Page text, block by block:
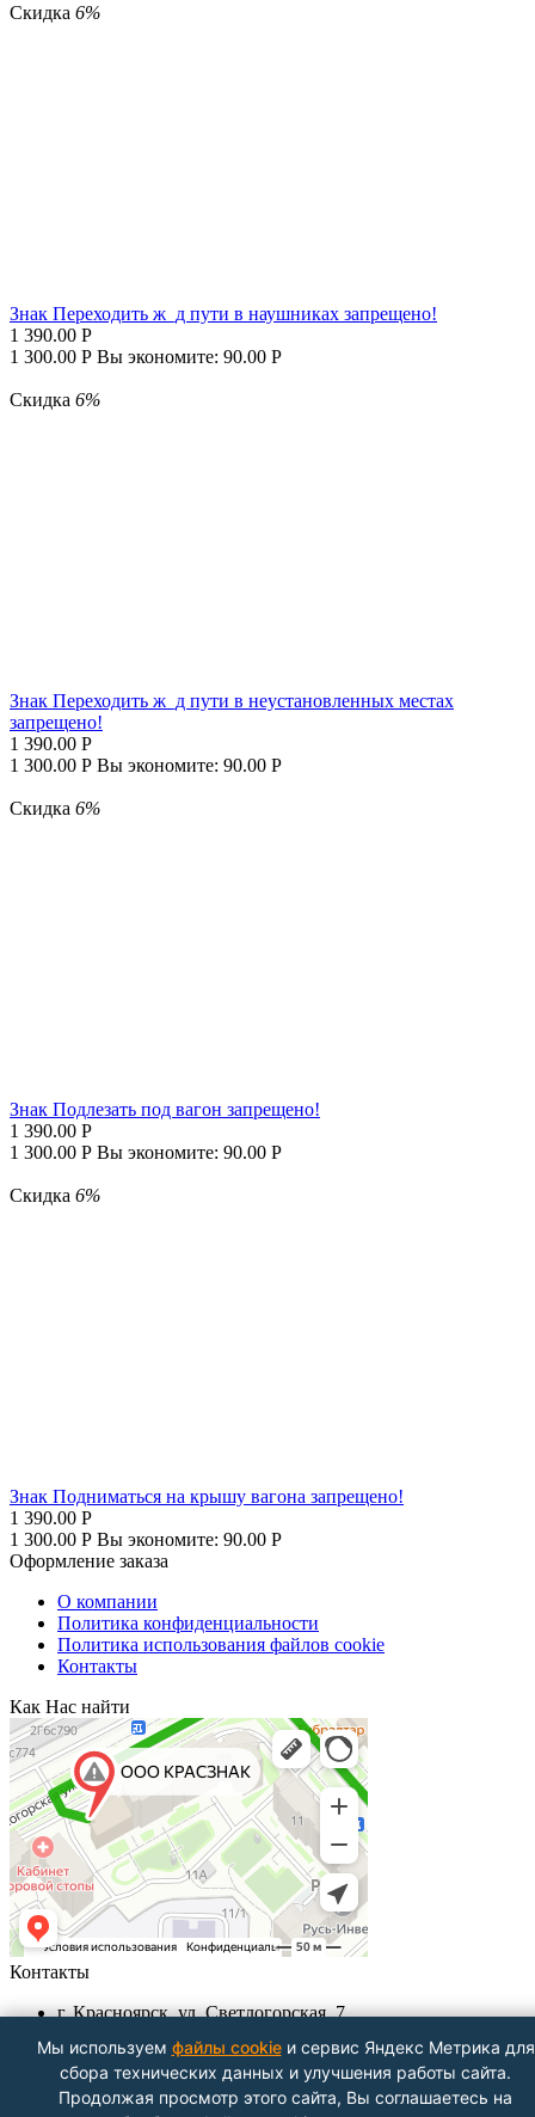
Скидка 6%
Знак Переходить ж_д пути в наушниках запрещено!
1 390.00 Р
1 300.00 Р Вы экономите: 90.00 Р
Скидка 6%
Знак Переходить ж_д пути в неустановленных местах
запрещено!
1 390.00 Р
1 300.00 Р Вы экономите: 90.00 Р
Скидка 6%
Знак Подлезать под вагон запрещено!
1 390.00 Р
1 300.00 Р Вы экономите: 90.00 Р
Скидка 6%
Знак Подниматься на крышу вагона запрещено!
1 390.00 Р
1 300.00 Р Вы экономите: 90.00 Р
Оформление заказа
О компании
Политика конфиденциальности
Политика использования файлов cookie
Контакты
Как Нас найти
Контакты
г. Красноярск, ул. Светлогорская, 7
Пн-Пт с 9.00 - до 18.00
info@krasznak24.ru
Посмотреть на карте
Мы используем файлы cookieи сервис Яндекс Метрика для
сбора технических данных и улучшения работы сайта.
Продолжая просмотр этого сайта, Вы соглашаетесь на